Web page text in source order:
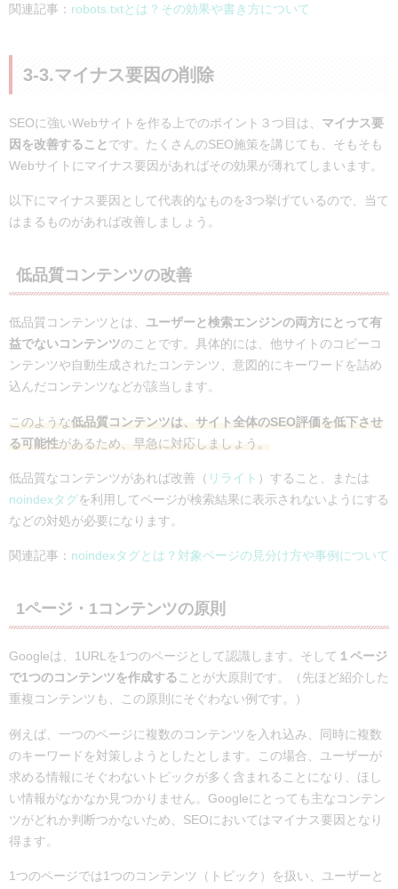
関連記事： robots.txtとは？その効果や書き方について
3-3.マイナス要因の削除
SEOに強いWebサイトを作る上でのポイント３つ目は、 マイナス要
因を改善することです。たくさんのSEO施策を講じても、そもそも
Webサイトにマイナス要因があればその効果が薄れてしまいます。
以下にマイナス要因として代表的なものを3つ挙げているので、当て
はまるものがあれば改善しましょう。
低品質コンテンツの改善
低品質コンテンツとは、 ユーザーと検索エンジンの両方にとって有
益でないコンテンツのことです。具体的には、他サイトのコピーコ
ンテンツや自動生成されたコンテンツ、意図的にキーワードを詰め
込んだコンテンツなどが該当します。
このような低品質コンテンツは、サイト全体のSEO評価を低下させ
る可能性があるため、早急に対応しましょう。
低品質なコンテンツがあれば改善（ リライト ）すること、または
noindexタグを利用してページが検索結果に表示されないようにする
などの対処が必要になります。
関連記事： noindexタグとは？対象ページの見分け方や事例について
1ページ・1コンテンツの原則
Googleは、1URLを1つのページとして認識します。そして １ページ
で1つのコンテンツを作成することが大原則です。（先ほど紹介した
重複コンテンツも、この原則にそぐわない例です。）
例えば、一つのページに複数のコンテンツを入れ込み、同時に複数
のキーワードを対策しようとしたとします。この場合、ユーザーが
求める情報にそぐわないトピックが多く含まれることになり、ほし
い情報がなかなか見つかりません。Googleにとっても主なコンテン
ツがどれか判断つかないため、SEOにおいてはマイナス要因となり
得ます。
1つのページでは1つのコンテンツ（トピック）を扱い、ユーザーと